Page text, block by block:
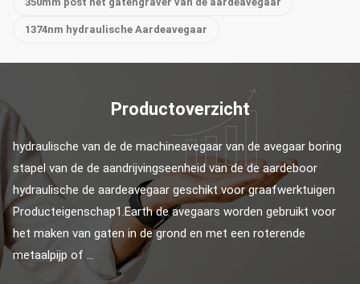
1374nm hydraulische Aardeavegaar
Productoverzicht
hydraulische van de de machineavegaar van de avegaar boring
stapel van de de aandrijvingseenheid van de de aardeboor
hydraulische de aardeavegaar geschikt voor graafwerktuigen
Producteigenschap1.Earth de avegaars worden gebruikt voor
het maken van gaten in de grond en met een roterende
metaalpijp of ...